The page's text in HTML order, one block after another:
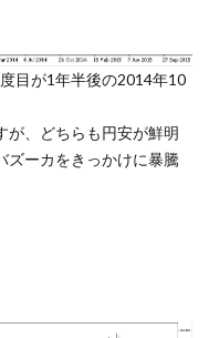
目が1年半後の2014年10
が、どちらも円安が鮮明
ズーカをきっかけに暴騰